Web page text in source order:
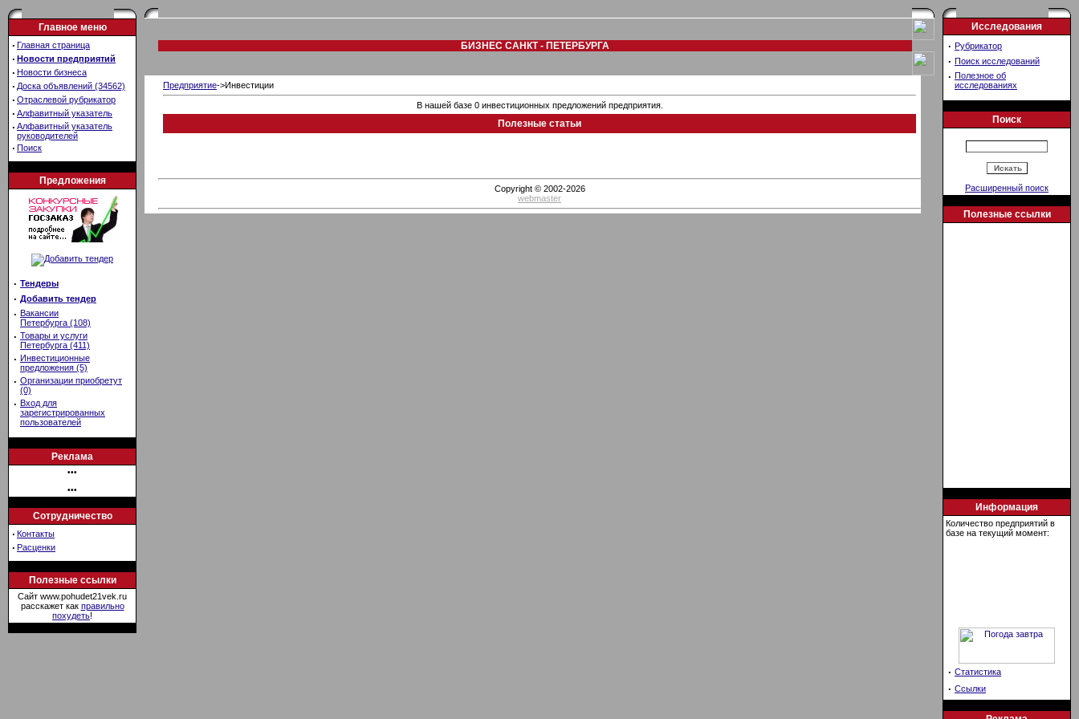
Главное меню
· Главная страница
· Новости предприятий
· Новости бизнеса
· Доска объявлений (34562)
· Отраслевой рубрикатор
· Алфавитный указатель
· Алфавитный указатель
руководителей
· Поиск
Предложения
· Тендеры
· Добавить тендер
· Вакансии
Петербурга (108)
· Товары и услуги
Петербурга (411)
· Инвестиционные
предложения (5)
· Организации приобретут
(0)
· Вход для
зарегистрированных
пользователей
Реклама
•••
•••
Сотрудничество
· Контакты
· Расценки
Полезные ссылки
Сайт www.pohudet21vek.ru
расскажет как правильно
похудеть!
БИЗНЕС САНКТ - ПЕТЕРБУРГА
Предприятие->Инвестиции
В нашей базе 0 инвестиционных предложений предприятия.
Полезные статьи
Copyright © 2002-2026
webmaster
Исследования
· Рубрикатор
· Поиск исследований
· Полезное об
исследованиях
Поиск
Расширенный поиск
Полезные ссылки
Информация
Количество предприятий в
базе на текущий момент:
· Статистика
· Ссылки